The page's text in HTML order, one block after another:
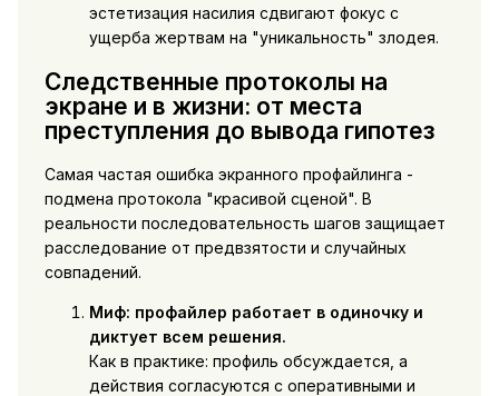
эстетизация насилия сдвигают фокус с
ущерба жертвам на "уникальность" злодея.
Следственные протоколы на
экране и в жизни: от места
преступления до вывода гипотез
Самая частая ошибка экранного профайлинга -
подмена протокола "красивой сценой". В
реальности последовательность шагов защищает
расследование от предвзятости и случайных
совпадений.
Миф: профайлер работает в одиночку и
диктует всем решения.
Как в практике: профиль обсуждается, а
действия согласуются с оперативными и